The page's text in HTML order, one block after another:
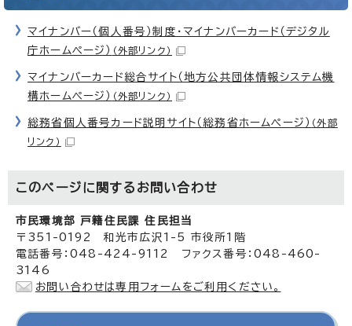
マイナンバー（個人番号）制度・マイナンバーカード（デジタル
庁ホームページ） （外部リンク）
マイナンバーカード総合サイト（地方公共団体情報システム機
構ホームページ） （外部リンク）
総務省個人番号カード説明サイト（総務省ホームページ） （外部
リンク）
このページに関する お問い合わせ
市民環境部 戸籍住民課 住民担当
〒351-0192 和光市広沢1-5 市役所1階
電話番号：048-424-9112 ファクス番号：048-460-
3146
お問い合わせは専用フォームをご利用ください。